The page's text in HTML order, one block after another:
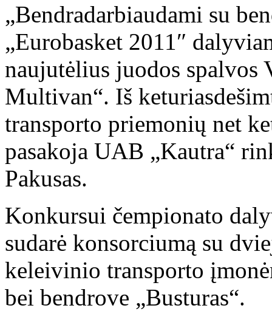
„Bendradarbiaudami su
„Eurobasket 2011″
naujutėlius juodos spalvos
Multivan“. Iš
transporto priemonių net
pasakoja UAB „Kautra“
Pakusas.
Konkursui čempionato
sudarė konsorciumą su
keleivinio transporto
bei bendrove „Busturas“.